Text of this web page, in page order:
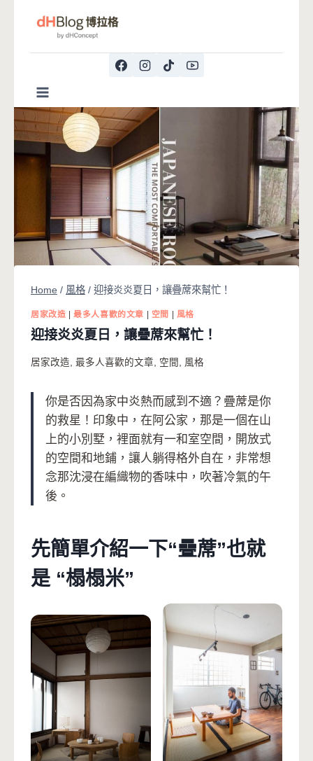
Home / 風格 / 迎接炎炎夏日，讓疊蓆來幫忙！
居家改造 |最多人喜歡的文章 空間 風格
迎接炎炎夏日，讓疊蓆來幫忙！
居家改造 最多人喜歡的文章 空間 風格
你是否因為家中炎熱而感到不適？疊蓆是你
的救星！印象中，在阿公家，那是一個在山
上的小別墅，裡面就有一和室空間，開放式
的空間和地鋪，讓人躺得格外自在，非常想
念那沈浸在編織物的香味中，吹著冷氣的午
後。
先簡單介紹一下“疊蓆”也就
是 “榻榻米”